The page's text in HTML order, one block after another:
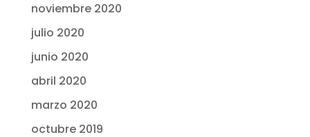
noviembre 2020
julio 2020
junio 2020
abril 2020
marzo 2020
octubre 2019